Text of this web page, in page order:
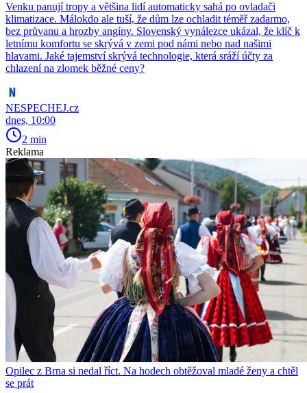
Venku panují tropy a většina lidí automaticky sahá po ovladači
klimatizace. Málokdo ale tuší, že dům lze ochladit téměř zadarmo,
bez průvanu a hrozby angíny. Slovenský vynálezce ukázal, že klíč k
letnímu komfortu se skrývá v zemi pod námi nebo nad našimi
hlavami. Jaké tajemství skrývá technologie, která sráží účty za
chlazení na zlomek běžné ceny?
NESPECHEJ.cz
dnes, 10:00
2 min
Reklama
Opilec z Brna si nedal říct. Na hodech obtěžoval mladé ženy a chtěl
se prát